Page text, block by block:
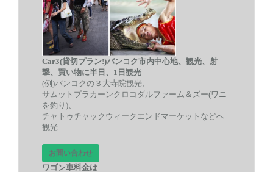
Car3(貸切プラン!)バンコク市内中心地、観光、射
撃、買い物に半日、1日観光
(例)バンコクの３大寺院観光、
サムットプラカーンクロコダルファーム＆ズー(ワニ
を釣り)、
チャトゥチャックウィークエンドマーケットなどへ
観光
お問い合わせ
ワゴン車料金は